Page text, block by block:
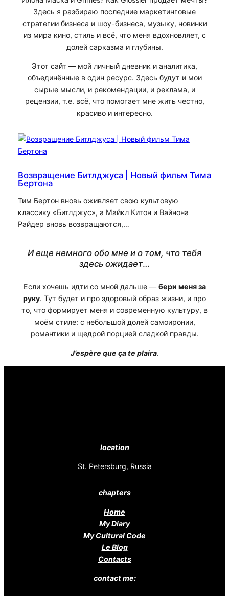
Здесь я разбираю последние маркетинговые
стратегии бизнеса и шоу-бизнеса, музыку, новинки
из мира кино, стиль и всё, что меня вдохновляет, с
долей сарказма и глубины.
Этот сайт — мой личный дневник и аналитика,
объединённые в один ресурс. Здесь будут и мои
сырые мысли, и рекомендации, и реклама, и
рецензии, т.е. всё, что помогает мне жить честно,
красиво и интересно.
Возвращение Битлджуса | Новый фильм Тима
Бертона
Тим Бертон вновь оживляет свою культовую
классику «Битлджус», а Майкл Китон и Вайнона
Райдер вновь возвращаются,…
И еще немного обо мне и о том, что тебя
здесь ожидает…
Если хочешь идти со мной дальше —бери меня за
руку. Тут будет и про здоровый образ жизни, и про
то, что формирует меня и современную культуру, в
моём стиле: с небольшой долей самоиронии,
романтики и щедрой порцией сладкой правды.
J’espère que ça te plaira.
location
St. Petersburg, Russia
chapters
Home
My Diary
My Cultural Code
Le Blog
Contacts
contact me: